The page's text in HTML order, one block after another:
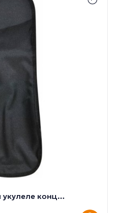
укулеле конц...